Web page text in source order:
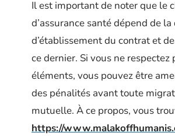
Il est important de noter que le
d’assurance santé dépend de la
d’établissement du contrat et
ce dernier. Si vous ne respectez
éléments, vous pouvez être
des pénalités avant toute
mutuelle. À ce propos, vous
https://